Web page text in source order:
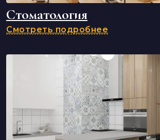
Стоматология
Смотреть подробнее